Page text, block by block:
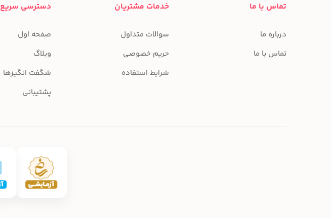
تماس با ما
درباره ما
تماس با ما
خدمات مشتریان
سوالات متداول
حریم خصوصی
شرایط استفاده
دسترسی سریع
صفحه اول
وبلاگ
شگفت انگیزها
پشتیبانی